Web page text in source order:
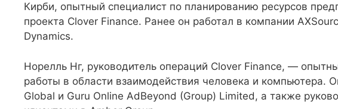
Кирби, опытный специалист по планированию ресурсов
проекта Clover Finance. Ранее он работал в компании
Dynamics.
Норелль Нг, руководитель операций Clover Finance, —
работы в области взаимодействия человека и компьютера.
Global и Guru Online AdBeyond (Group) Limited, а также